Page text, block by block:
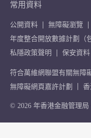
常用資料
公開資料
無障礙瀏覽
年度整合開放數據計劃（
私隱政策聲明
保安資料
符合萬維網聯盟有關無障
無障礙網頁嘉許計劃
© 2026 年香港金融管理局